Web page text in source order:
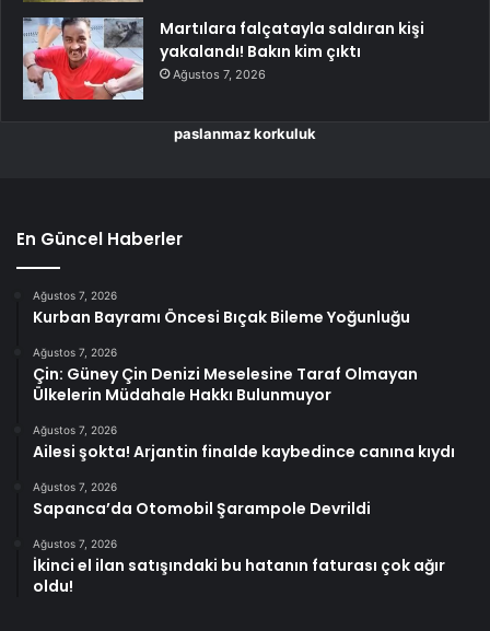
Martılara falçatayla saldıran kişi
yakalandı! Bakın kim çıktı
Ağustos 7, 2026
paslanmaz korkuluk
En Güncel Haberler
Ağustos 7, 2026
Kurban Bayramı Öncesi Bıçak Bileme Yoğunluğu
Ağustos 7, 2026
Çin: Güney Çin Denizi Meselesine Taraf Olmayan
Ülkelerin Müdahale Hakkı Bulunmuyor
Ağustos 7, 2026
Ailesi şokta! Arjantin finalde kaybedince canına kıydı
Ağustos 7, 2026
Sapanca’da Otomobil Şarampole Devrildi
Ağustos 7, 2026
İkinci el ilan satışındaki bu hatanın faturası çok ağır
oldu!